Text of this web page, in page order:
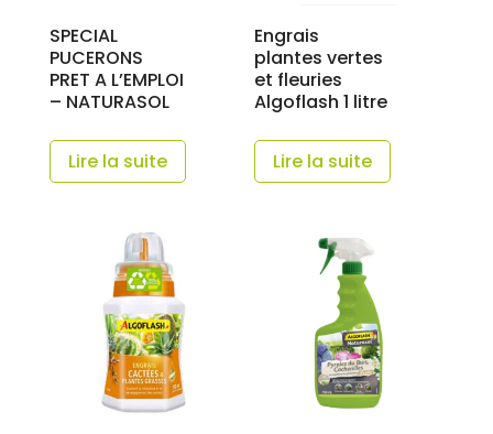
SPECIAL
PUCERONS
PRET A L’EMPLOI
– NATURASOL
Lire la suite
Engrais
plantes vertes
et fleuries
Algoflash 1 litre
Lire la suite